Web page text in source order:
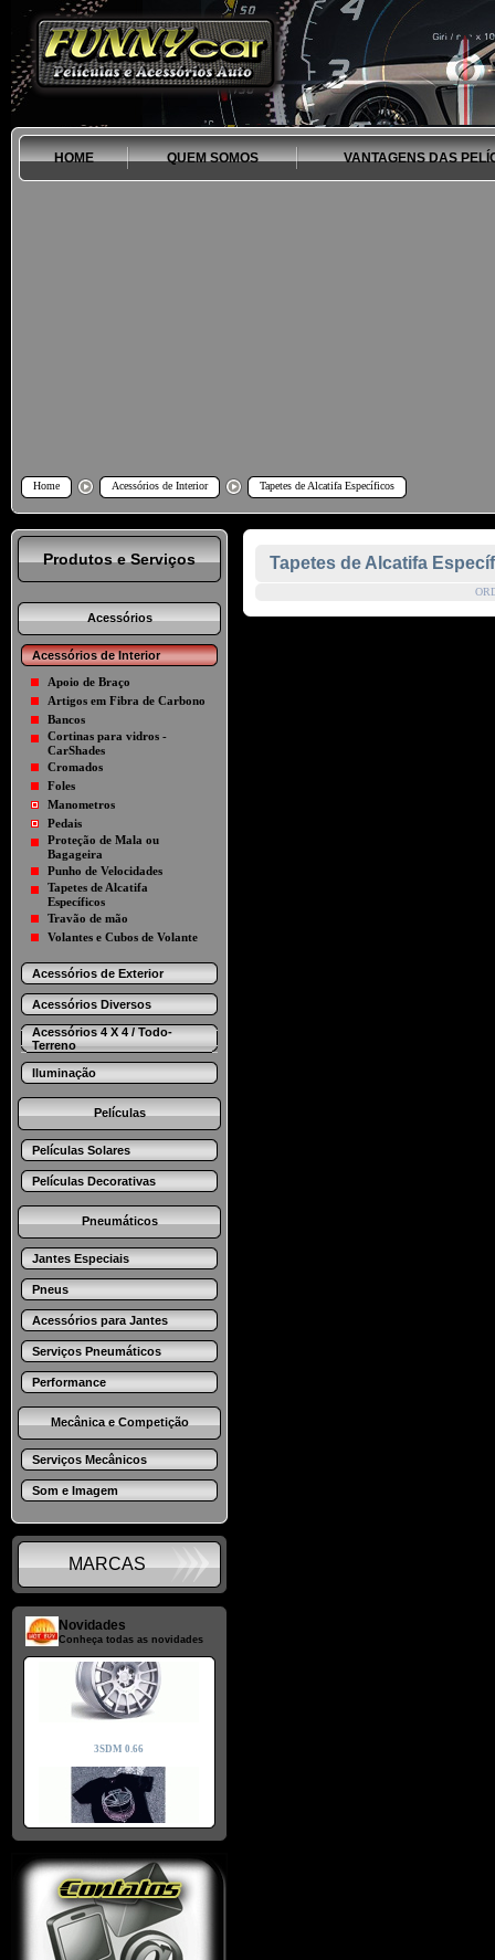
HOME QUEM SOMOS VANTAGENS DAS
Home Acessórios de Interior Tapetes de Alcatifa Específicos
Produtos e Serviços
Acessórios
Acessórios de Interior
Apoio de Braço
Artigos em Fibra de Carbono
Bancos
Cortinas para vidros -
CarShades
Cromados
Foles
Manometros
Pedais
Proteção de Mala ou
Bagageira
Punho de Velocidades
Tapetes de Alcatifa
Específicos
Travão de mão
Volantes e Cubos de Volante
Acessórios de Exterior
Acessórios Diversos
Acessórios 4 X 4 / Todo-
Terreno
Iluminação
Películas
Películas Solares
Películas Decorativas
Pneumáticos
Jantes Especiais
Pneus
Acessórios para Jantes
Serviços Pneumáticos
Performance
Mecânica e Competição
Serviços Mecânicos
Som e Imagem
MARCAS
Novidades
Conheça todas as novidades
Tapetes de Alcatifa